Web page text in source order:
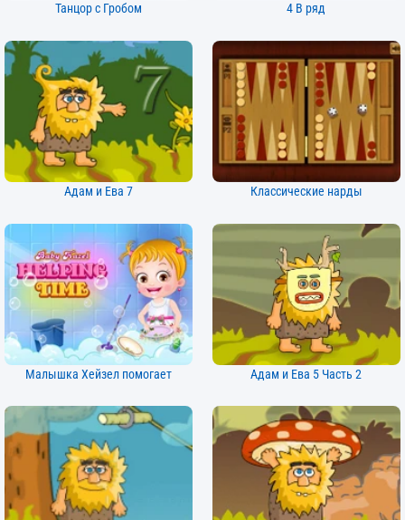
Танцор с Гробом 4 В ряд
Адам и Ева 7 Классические нарды
Малышка Хейзел помогает Адам и Ева 5 Часть 2